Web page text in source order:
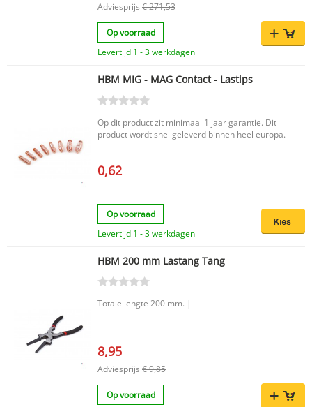
neerzetten en aanpassen aan jouw werkruimte.
Zo werk je veilig en efficiënt, met een duidelijke
afscherming tegen vonken en lichtboogstraling.
Belangrijkste voordelen Verrijdbaar ontwerp
voor eenvoudig verplaatsen en flexibel gebruik
opstellingen Biedt bescherming tegen vonken en
lichtboogstraling tijdens laswerkzaamheden
Productkenmerken Merk: HBM Afmetingen: 174
x 522 cm Breedte: 522 cm Lengte: 174 cm EAN
code: 7435125982987 Met dit HBM lasgordijn
creëer je snel een afgeschermde werkplek die
handige keuze voor wie veiligheid en flexibiliteit
wil combineren in de werkplaats.
Adviesprijs € 271,53
Op voorraad
Levertijd 1 - 3 werkdagen
HBM MIG - MAG Contact - Lastips
Op dit product zit minimaal 1 jaar garantie. Dit
product wordt snel geleverd binnen heel europa.
0,62
Op voorraad
Levertijd 1 - 3 werkdagen
HBM 200 mm Lastang Tang
Totale lengte 200 mm. |
8,95
Adviesprijs € 9,85
Op voorraad